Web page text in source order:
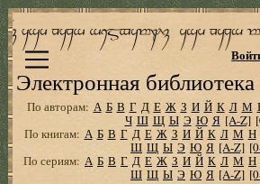
Электронная
По авторам: А Б В Г Д Е Ж З И Й К Л М
Ч Ш Щ Ы Э Ю Я [A-Z]
По книгам: А Б В Г Д Е Ж З И Й К Л М Н
Ш Щ Ы Э Ю Я [A-Z]
По сериям: А Б В Г Д Е Ж З И Й К Л М Н
Ш Щ Ы Э Ю Я [A-Z]